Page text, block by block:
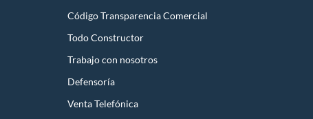
Código Transparencia Comercial
Todo Constructor
Trabajo con nosotros
Defensoría
Venta Telefónica